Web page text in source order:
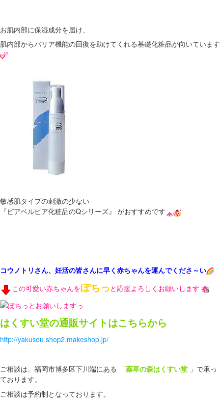
お肌内部に保湿成分を届け、
肌内部からバリア機能の回復を助けてくれる基礎化粧品が向いています
敏感肌タイプの刺激の少ない
『ピアベルピア化粧品のQシリーズ』 がおすすめです
コウノトリさん、妊活の皆さんに早く赤ちゃんを運んでくださ～い
この可愛い赤ちゃんをぽちっ と応援よろしくお願いします
はくすい堂の通販サイトはこちらから
http://yakusou.shop2.makeshop.jp/
ご相談は、福岡市博多区下川端にある 「薬草の森はくすい堂 」で承っ
ております。
ご相談は予約制となっております。